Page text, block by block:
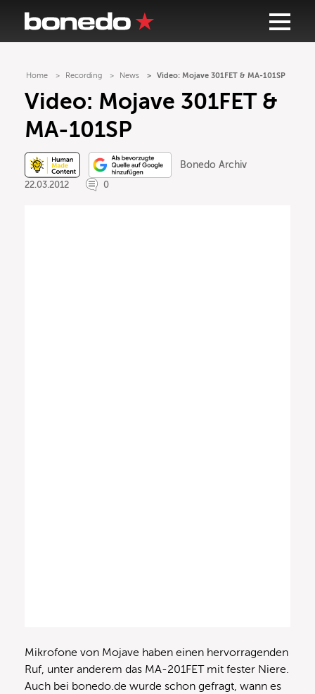
Home Recording News Video: Mojave 301FET & MA-101SP
Video: Mojave 301FET &
MA-101SP
Bonedo Archiv
22.03.2012
0
Mikrofone von Mojave haben einen hervorragenden
Ruf, unter anderem das MA-201FET mit fester Niere.
Auch bei bonedo.de wurde schon gefragt, wann es